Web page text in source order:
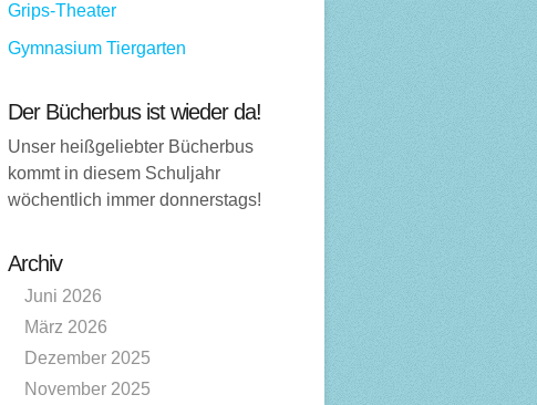
Grips-Theater
Gymnasium Tiergarten
Der Bücherbus ist wieder da!
Unser heißgeliebter Bücherbus
kommt in diesem Schuljahr
wöchentlich immer donnerstags!
Archiv
Juni 2026
März 2026
Dezember 2025
November 2025